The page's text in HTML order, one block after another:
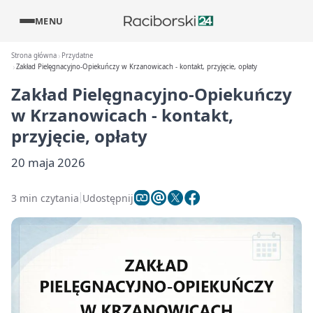
MENU
Strona główna
Przydatne
Zakład Pielęgnacyjno-Opiekuńczy w Krzanowicach - kontakt, przyjęcie, opłaty
Zakład Pielęgnacyjno-Opiekuńczy
w Krzanowicach - kontakt,
przyjęcie, opłaty
20 maja 2026
3 min czytania Udostępnij